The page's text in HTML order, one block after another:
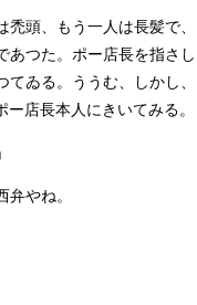
頭、もう一人は長髪で、
あつた。ポー店長を指さし
ゐる。ううむ、しかし、
店長本人にきいてみる。
やね。